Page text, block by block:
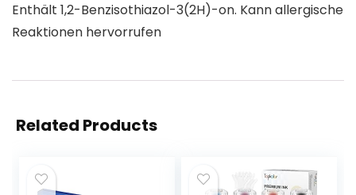
Enthält 1,2-Benzisothiazol-3(2H)-on. Kann allergische
Reaktionen hervorrufen
Related Products